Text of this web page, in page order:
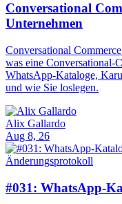
Conversational
Unternehmen
Conversational
was eine Conversational-
WhatsApp-Kataloge,
und wie Sie loslegen.
Alix Gallardo
Aug 8, 26
Änderungsprotokoll
#031: WhatsApp-